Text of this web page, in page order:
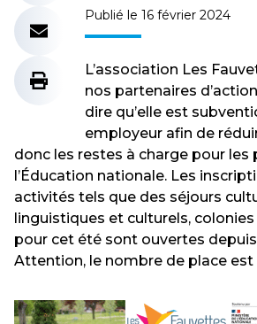
Publié le 16 février 2024
L’association Les
nos partenaires
dire qu’elle est
employeur afin de
donc les restes à charge pour les
l’Éducation nationale. Les
activités tels que des séjours
linguistiques et culturels, colonies
pour cet été sont ouvertes depuis
Attention, le nombre de place est